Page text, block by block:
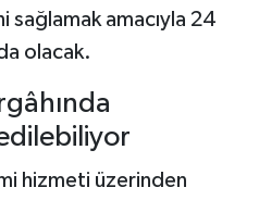
amacıyla 24
olacak.
hizmeti üzerinden